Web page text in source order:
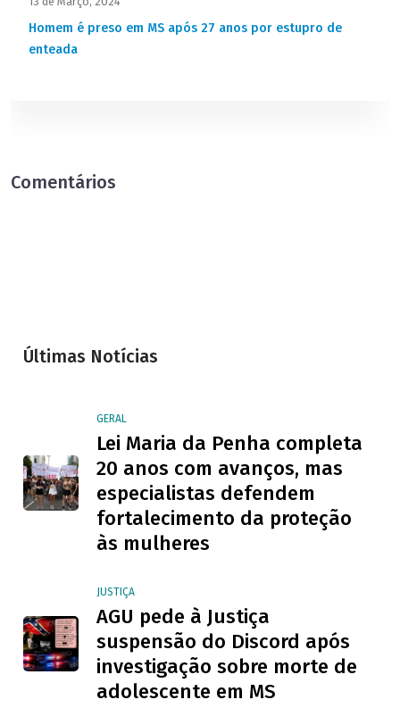
Homem é preso em MS após 27 anos por estupro de
enteada
Comentários
Últimas Notícias
GERAL
Lei Maria da Penha completa
20 anos com avanços, mas
especialistas defendem
fortalecimento da proteção
às mulheres
JUSTIÇA
AGU pede à Justiça
suspensão do Discord após
investigação sobre morte de
adolescente em MS